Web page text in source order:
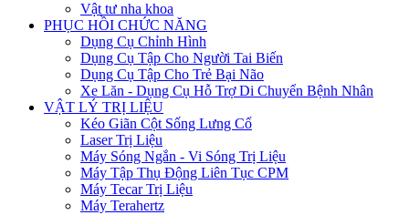
Vật tư nha khoa
PHỤC HỒI CHỨC NĂNG
Dụng Cụ Chỉnh Hình
Dụng Cụ Tập Cho Người Tai Biến
Dụng Cụ Tập Cho Trẻ Bại Não
Xe Lăn - Dụng Cụ Hỗ Trợ Di Chuyển Bệnh Nhân
VẬT LÝ TRỊ LIỆU
Kéo Giãn Cột Sống Lưng Cổ
Laser Trị Liệu
Máy Sóng Ngắn - Vi Sóng Trị Liệu
Máy Tập Thụ Động Liên Tục CPM
Máy Tecar Trị Liệu
Máy Terahertz